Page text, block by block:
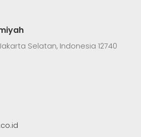
Selatan, Indonesia 12740